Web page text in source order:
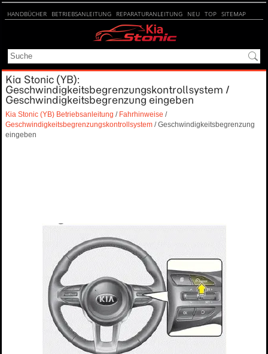
HANDBÜCHER BETRIEBSANLEITUNG REPARATURANLEITUNG NEU TOP SITEMAP
Kia Stonic (YB):
Geschwindigkeitsbegrenzungskontrollsystem /
Geschwindigkeitsbegrenzung eingeben
Kia Stonic (YB) Betriebsanleitung / Fahrhinweise /
Geschwindigkeitsbegrenzungskontrollsystem / Geschwindigkeitsbegrenzung
eingeben